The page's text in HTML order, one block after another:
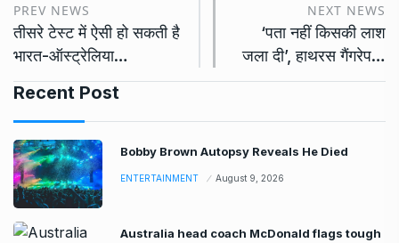
PREV NEWS
तीसरे टेस्ट में ऐसी हो सकती है
भारत-ऑस्ट्रेलिया…
NEXT NEWS
‘पता नहीं किसकी लाश
जला दी’, हाथरस गैंगरेप…
Recent Post
Bobby Brown Autopsy Reveals He Died
ENTERTAINMENT August 9, 2026
Australia head coach McDonald flags tough